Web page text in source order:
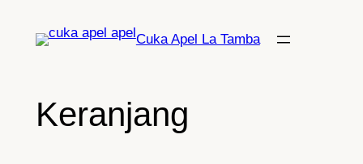
Cuka Apel La Tamba
Keranjang